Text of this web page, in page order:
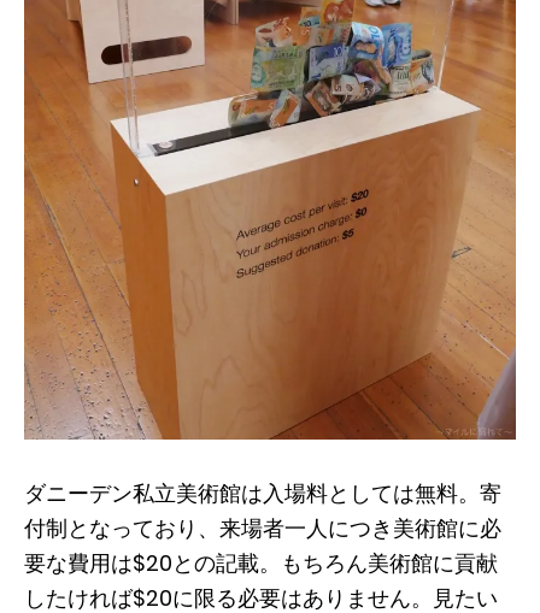
ダニーデン私立美術館は入場料としては無料。寄
付制となっており、来場者一人につき美術館に必
要な費用は$20との記載。もちろん美術館に貢献
したければ$20に限る必要はありません。見たい